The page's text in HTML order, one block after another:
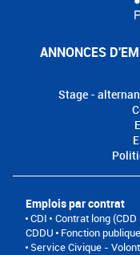
ANNONCES
Stage -
Emplois par contrat
CDI Contrat long
CDDU
Fonction
Service Civique -